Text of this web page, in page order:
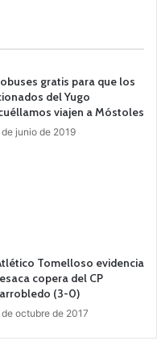
gratis para que los
del Yugo
viajen a Móstoles
de junio de 2019
Tomelloso evidencia
copera del CP
(3-0)
de octubre de 2017